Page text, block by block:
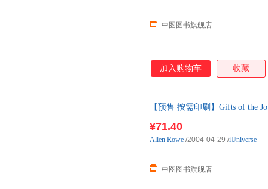
中图图书旗舰店
加入购物车 收藏
【预售 按需印刷】Gifts of the
¥71.40
中图图书旗舰店
Allen Rowe /2004-04-29 /iUniverse